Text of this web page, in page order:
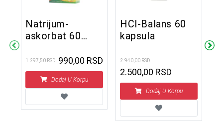
Natrijum-
askorbat 60
1.297,50 RSD 990,00 RSD
Dodaj U Korpu
HCl-Balans 60
kapsula
2.940,00 RSD
2.500,00 RSD
Dodaj U Korpu